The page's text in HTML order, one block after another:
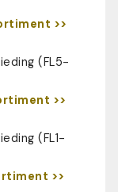
>>
(FL5-
>>
(FL1-
>>